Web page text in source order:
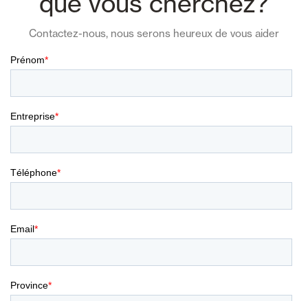
Contactez-nous, nous serons heureux de vous aider